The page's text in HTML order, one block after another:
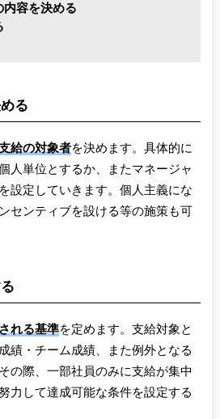
内容を決める
る
給の対象者を決めます。具体的に
人単位とするか、またマネージャ
設定していきます。個人主義にな
センティブを設ける等の施策も可
れる基準を定めます。支給対象と
績・チーム成績、また例外となる
の際、一部社員のみに支給が集中
力して達成可能な条件を設定する